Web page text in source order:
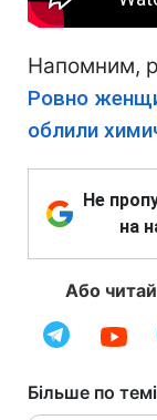
Напомним,
Ровно
облили
Не
на
Або
Більше по